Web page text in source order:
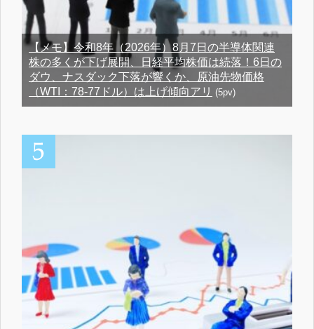
【メモ】令和8年（2026年）8月7日の半導体関連
株の多くが下げ展開、日経平均株価は続落！6日の
ダウ、ナスダック下落が響くか、原油先物価格
（WTI：78-77ドル）は上げ傾向アリ (5pv)